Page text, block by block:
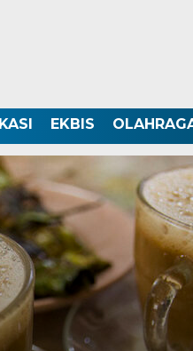
EKBIS